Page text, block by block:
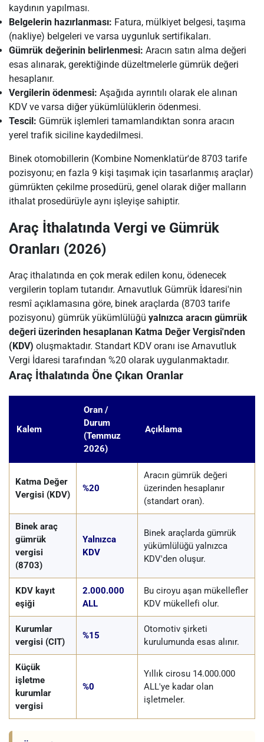
kaydının yapılması.
Belgelerin hazırlanması: Fatura, mülkiyet belgesi, taşıma
(nakliye) belgeleri ve varsa uygunluk sertifikaları.
Gümrük değerinin belirlenmesi: Aracın satın alma değeri
esas alınarak, gerektiğinde düzeltmelerle gümrük değeri
hesaplanır.
Vergilerin ödenmesi: Aşağıda ayrıntılı olarak ele alınan
KDV ve varsa diğer yükümlülüklerin ödenmesi.
Tescil: Gümrük işlemleri tamamlandıktan sonra aracın
yerel trafik siciline kaydedilmesi.
Binek otomobillerin (Kombine Nomenklatür'de 8703 tarife
pozisyonu; en fazla 9 kişi taşımak için tasarlanmış araçlar)
gümrükten çekilme prosedürü, genel olarak diğer malların
ithalat prosedürüyle aynı işleyişe sahiptir.
Araç İthalatında Vergi ve Gümrük
Oranları (2026)
Araç ithalatında en çok merak edilen konu, ödenecek
vergilerin toplam tutarıdır. Arnavutluk Gümrük İdaresi'nin
resmî açıklamasına göre, binek araçlarda (8703 tarife
pozisyonu) gümrük yükümlülüğü yalnızca aracın gümrük
değeri üzerinden hesaplanan Katma Değer Vergisi'nden
(KDV) oluşmaktadır. Standart KDV oranı ise Arnavutluk
Vergi İdaresi tarafından %20 olarak uygulanmaktadır.
Araç İthalatında Öne Çıkan Oranlar
Kalem
Oran /
Durum
(Temmuz
2026)
Açıklama
Katma Değer
Vergisi (KDV)
%20
Aracın gümrük değeri
üzerinden hesaplanır
(standart oran).
Binek araç
gümrük
vergisi
(8703)
Yalnızca
KDV
Binek araçlarda gümrük
yükümlülüğü yalnızca
KDV'den oluşur.
KDV kayıt
eşiği
2.000.000
ALL
Bu ciroyu aşan mükellefler
KDV mükellefi olur.
Kurumlar
vergisi (CIT)
%15
Otomotiv şirketi
kurulumunda esas alınır.
Küçük
işletme
kurumlar
vergisi
%0
Yıllık cirosu 14.000.000
ALL'ye kadar olan
işletmeler.